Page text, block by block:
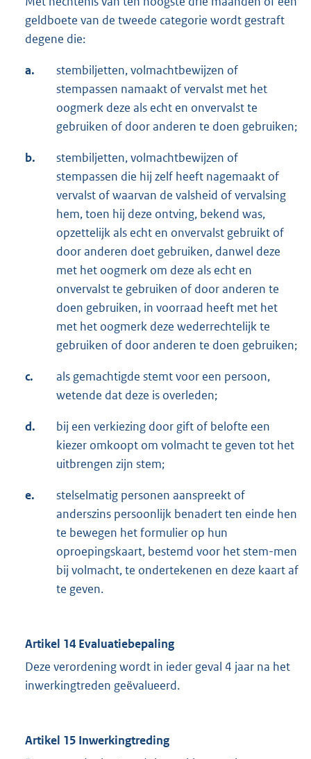
geldboete van de tweede categorie wordt gestraft
degene die:
a.
stembiljetten, volmachtbewijzen of
stempassen namaakt of vervalst met het
oogmerk deze als echt en onvervalst te
gebruiken of door anderen te doen gebruiken;
b.
stembiljetten, volmachtbewijzen of
stempassen die hij zelf heeft nagemaakt of
vervalst of waarvan de valsheid of vervalsing
hem, toen hij deze ontving, bekend was,
opzettelijk als echt en onvervalst gebruikt of
door anderen doet gebruiken, danwel deze
met het oogmerk om deze als echt en
onvervalst te gebruiken of door anderen te
doen gebruiken, in voorraad heeft met het
met het oogmerk deze wederrechtelijk te
gebruiken of door anderen te doen gebruiken;
c.
als gemachtigde stemt voor een persoon,
wetende dat deze is overleden;
d.
bij een verkiezing door gift of belofte een
kiezer omkoopt om volmacht te geven tot het
uitbrengen zijn stem;
e.
stelselmatig personen aanspreekt of
anderszins persoonlijk benadert ten einde hen
te bewegen het formulier op hun
oproepingskaart, bestemd voor het stem-men
bij volmacht, te ondertekenen en deze kaart af
te geven.
Artikel 14 Evaluatiebepaling
Deze verordening wordt in ieder geval 4 jaar na het
inwerkingtreden geëvalueerd.
Artikel 15 Inwerkingtreding